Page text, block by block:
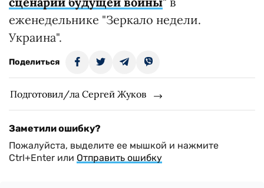
еженедельнике "Зеркало недели.
Украина".
Поделиться
Подготовил/ла Сергей Жуков
Заметили ошибку?
Пожалуйста, выделите ее мышкой и нажмите
Ctrl+Enter или Отправить ошибку